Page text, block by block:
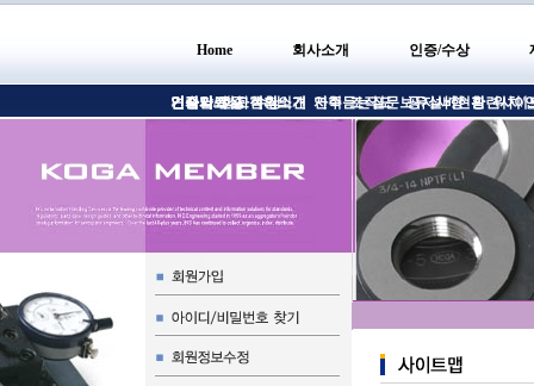
Home 회사소개
인사말 회사현황소개 연혁 조직도 보유설비현황 위치/
인증/수상
인증서/인증 수상
견적의뢰 고객의의견 자주듣는질문 공지사항 관련사이
기술자료실